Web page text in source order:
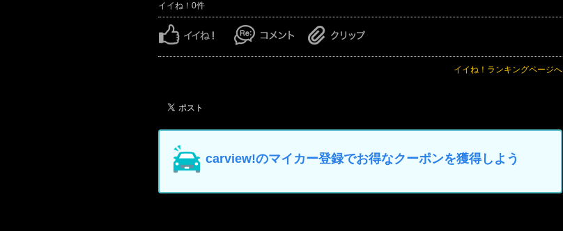
イイね！0件
イイね！ランキングページへ
carview!のマイカー登録でお得なクーポンを獲得しよう